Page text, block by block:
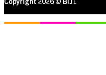
Copyright 2026 © BIJ1